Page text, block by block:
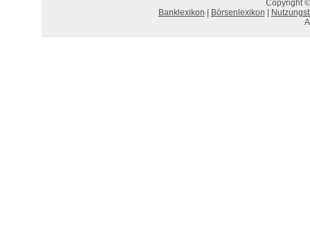
Copyright
Banklexikon
Börsenlexikon